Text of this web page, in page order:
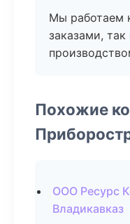
Мы работаем
заказами,
Похожие
ООО Ресурс
Владикавказ